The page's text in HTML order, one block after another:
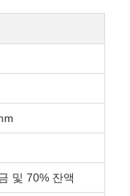
및 70% 잔액